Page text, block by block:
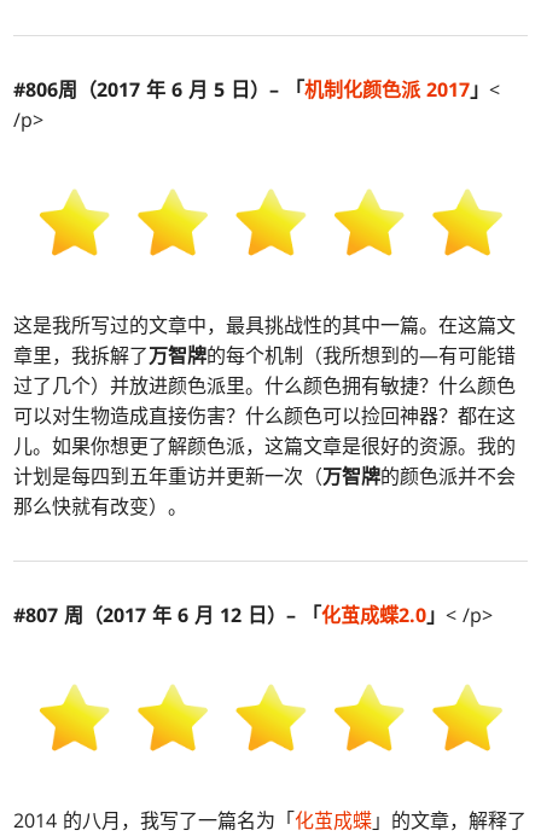
#806周（2017 年 6 月 5 日）– 「机制化颜色派 2017」<
/p>
这是我所写过的文章中，最具挑战性的其中一篇。在这篇文
章里，我拆解了万智牌的每个机制（我所想到的—有可能错
过了几个）并放进颜色派里。什么颜色拥有敏捷？什么颜色
可以对生物造成直接伤害？什么颜色可以捡回神器？都在这
儿。如果你想更了解颜色派，这篇文章是很好的资源。我的
计划是每四到五年重访并更新一次（万智牌的颜色派并不会
那么快就有改变）。
#807 周（2017 年 6 月 12 日）– 「化茧成蝶2.0」< /p>
2014 的八月，我写了一篇名为「化茧成蝶」的文章，解释了